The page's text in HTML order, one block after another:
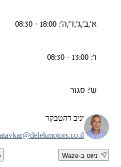
א',ב',ג',ד',ה': 18:00 - 08:30
ש': סגור
יניב דהטבקר
ניווט ב-Waze